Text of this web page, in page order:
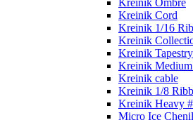
Kreinik Cord
Kreinik 1/16
Kreinik
Kreinik
Kreinik
Kreinik cable
Kreinik 1/8
Kreinik Heavy
Micro Ice